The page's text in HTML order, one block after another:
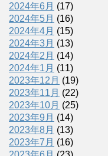
2024年6月 (17)
2024年5月 (16)
2024年4月 (15)
2024年3月 (13)
2024年2月 (14)
2024年1月 (11)
2023年12月 (19)
2023年11月 (22)
2023年10月 (25)
2023年9月 (14)
2023年8月 (13)
2023年7月 (16)